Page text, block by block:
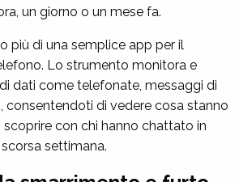
un giorno o un mese fa.
più di una semplice app per il
Lo strumento monitora e
dati come telefonate, messaggi di
, consentendoti di vedere cosa stanno
con chi hanno chattato in
settimana.